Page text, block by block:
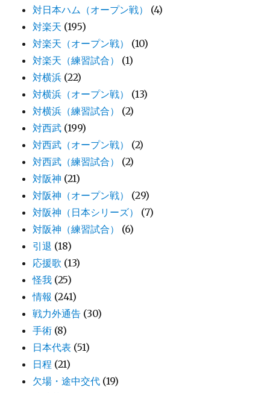
対日本ハム（オープン戦）
(4)
対楽天 (195)
対楽天（オープン戦）
(10)
対楽天（練習試合）
(1)
対横浜 (22)
対横浜（オープン戦）
(13)
対横浜（練習試合）
(2)
対西武 (199)
対西武（オープン戦）
(2)
対西武（練習試合）
(2)
対阪神 (21)
対阪神（オープン戦）
(29)
対阪神（日本シリーズ）
(7)
対阪神（練習試合）
(6)
引退 (18)
応援歌 (13)
怪我 (25)
情報 (241)
戦力外通告 (30)
手術 (8)
日本代表 (51)
日程 (21)
欠場・途中交代 (19)